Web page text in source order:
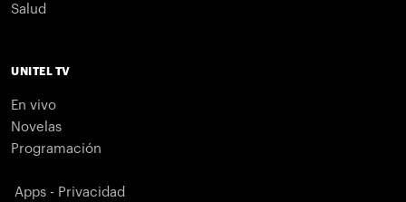
Salud
UNITEL TV
En vivo
Novelas
Programación
Apps - Privacidad